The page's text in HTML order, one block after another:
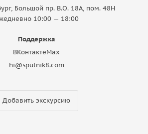
Большой пр. В.О. 18A, пом. 48Н
10:00 — 18:00
Поддержка
ВКонтактеMax
hi@sputnik8.com
Добавить экскурсию